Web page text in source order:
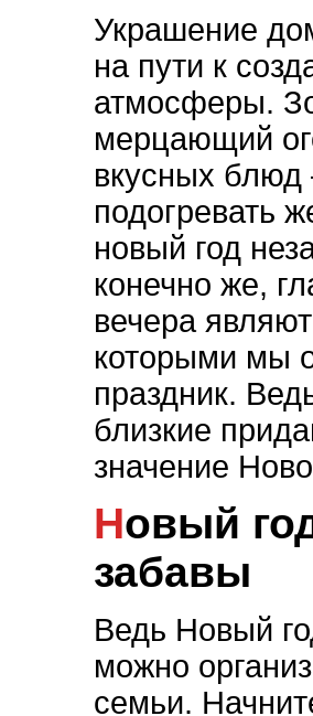
Украшение
на пути к
атмосферы.
мерцающий
вкусных блюд
подогревать
новый год
конечно же,
вечера
которыми мы
праздник.
близкие
значение
Новый год: тайны и
забавы
Ведь Новый
можно
семьи.